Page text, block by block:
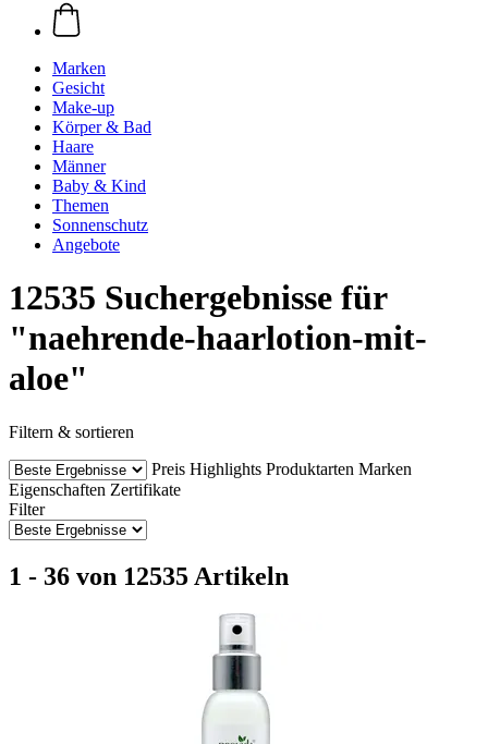
Marken
Gesicht
Make-up
Körper & Bad
Haare
Männer
Baby & Kind
Themen
Sonnenschutz
Angebote
12535 Suchergebnisse für
"naehrende-haarlotion-mit-
aloe"
Filtern & sortieren
Preis Highlights Produktarten Marken
Eigenschaften Zertifikate
Filter
1 - 36 von 12535 Artikeln